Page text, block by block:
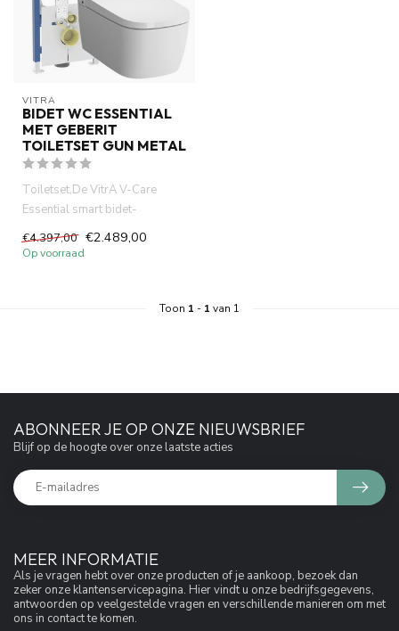
VITRA
BIDET WC ESSENTIAL
MET GEBERIT
TOILETSET GUN METAL
Toiletset,De VitrA V-Care
Essential smart bidet-
WCcombineert hig-tech
technologi...
€4.397,00 €2.489,00
Op voorraad
Toon 1 - 1 van 1
MEER INFORMATIE
Als je vragen hebt over onze producten of je aankoop, bezoek dan
zeker onze klantenservicepagina. Hier vindt u onze bedrijfsgegevens,
antwoorden op veelgestelde vragen en verschillende manieren om met
ons in contact te komen.
ABONNEER JE OP ONZE NIEUWSBRIEF
Blijf op de hoogte over onze laatste acties